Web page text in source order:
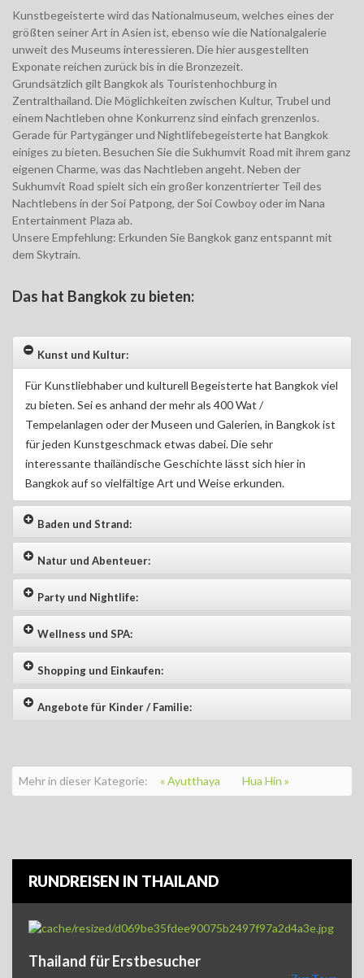
Kunstbegeisterte wird das Nationalmuseum, welches eines der
größten seiner Art in Asien ist, ebenso wie die Nationalgalerie
unweit des Museums interessieren. Die hier ausgestellten
Exponate reichen zurück bis in die Bronzezeit.
Grundsätzlich gilt Bangkok als Touristenhochburg in
Zentralthailand. Die Möglichkeiten zwischen Kultur, Trubel und
einem Nachtleben ohne Konkurrenz sind einfach grenzenlos.
Gerade für Partygänger und Nightlifebegeisterte hat Bangkok
einiges zu bieten. Besuchen Sie die Sukhumvit Road mit ihrem ganz
eigenen Charme, was das Nachtleben angeht. Neben der
Sukhumvit Road spielt sich ein großer konzentrierter Teil des
Nachtlebens in der Soi Patpong, der Soi Cowboy oder im Nana
Entertainment Plaza ab.
Unsere Empfehlung: Erkunden Sie Bangkok ganz entspannt mit
dem Skytrain.
Das hat Bangkok zu bieten:
Kunst und Kultur:
Für Kunstliebhaber und kulturell Begeisterte hat Bangkok viel
zu bieten. Sei es anhand der mehr als 400 Wat /
Tempelanlagen oder der Museen und Galerien, in Bangkok ist
für jeden Kunstgeschmack etwas dabei. Die sehr
interessante thailändische Geschichte lässt sich hier in
Bangkok auf so vielfältige Art und Weise erkunden.
Baden und Strand:
Natur und Abenteuer:
Party und Nightlife:
Wellness und SPA:
Shopping und Einkaufen:
Angebote für Kinder / Familie:
Mehr in dieser Kategorie: « Ayutthaya Hua Hin »
RUNDREISEN IN THAILAND
Thailand für Erstbesucher